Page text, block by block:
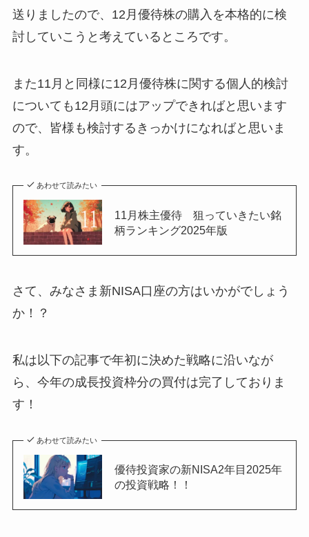
送りましたので、12月優待株の購入を本格的に検
討していこうと考えているところです。
また11月と同様に12月優待株に関する個人的検討
についても12月頭にはアップできればと思います
ので、皆様も検討するきっかけになればと思いま
す。
あわせて読みたい
11月株主優待 狙っていきたい銘
柄ランキング2025年版
さて、みなさま新NISA口座の方はいかがでしょう
か！？
私は以下の記事で年初に決めた戦略に沿いなが
ら、今年の成長投資枠分の買付は完了しておりま
す！
あわせて読みたい
優待投資家の新NISA2年目2025年
の投資戦略！！